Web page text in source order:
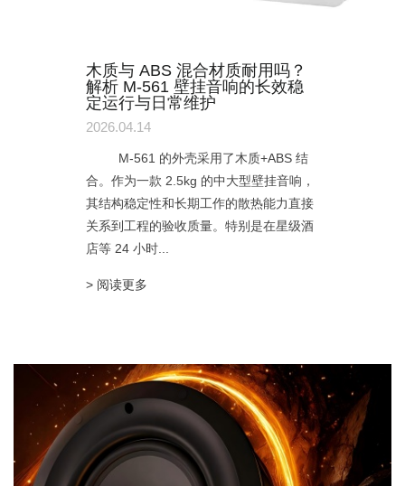
木质与 ABS 混合材质耐用吗？
解析 M-561 壁挂音响的长效稳
定运行与日常维护
2026.04.14
M-561 的外壳采用了木质+ABS 结
合。作为一款 2.5kg 的中大型壁挂音响，
其结构稳定性和长期工作的散热能力直接
关系到工程的验收质量。特别是在星级酒
店等 24 小时...
> 阅读更多